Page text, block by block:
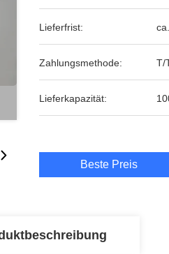
Lieferfrist:
Zahlungsmethode: T/
Lieferkapazität:
Beste Preis